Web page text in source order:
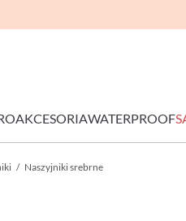
AKCESORIAWATERPROOF
/ Naszyjniki srebrne